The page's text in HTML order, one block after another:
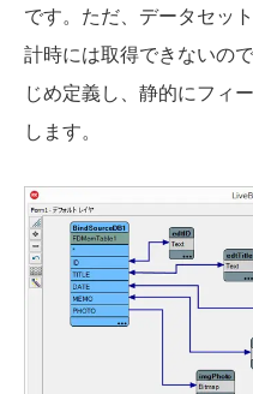
です。ただ、データセッ
計時には取得できないの
じめ定義し、静的にフィ
します。